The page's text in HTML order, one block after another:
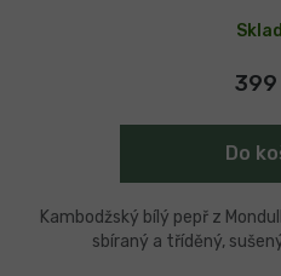
399
Do
Kambodžský bílý pepř z
sbíraný a tříděný,